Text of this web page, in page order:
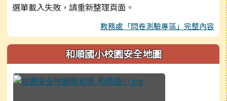
選單載入失敗，請重新整理頁面。
教務處「問卷測驗專區」完整內容
和順國小校園安全地圖